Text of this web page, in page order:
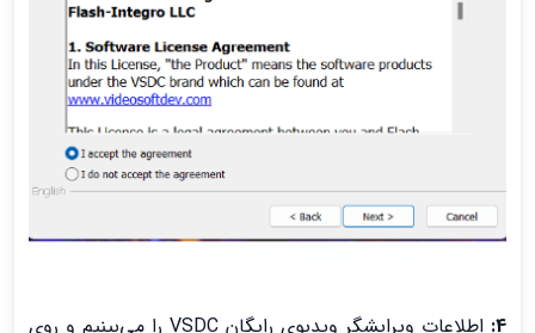
4:
اطلاعات ویرایشگر ویدیوی رایگان VSDC را می‌بینیم و روی